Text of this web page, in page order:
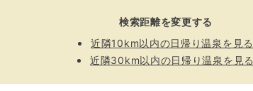
検索距離を変更する
近隣10km以内の日帰り温泉を見る
近隣30km以内の日帰り温泉を見る